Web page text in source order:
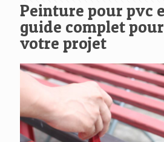
Peinture pour pvc
guide complet
votre projet